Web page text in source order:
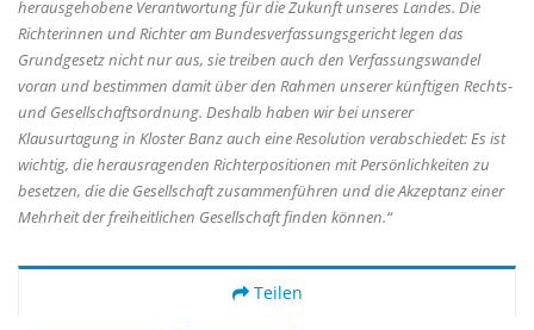
herausgehobene Verantwortung für die Zukunft unseres Landes. Die
Richterinnen und Richter am Bundesverfassungsgericht legen das
Grundgesetz nicht nur aus, sie treiben auch den Verfassungswandel
voran und bestimmen damit über den Rahmen unserer künftigen Rechts-
und Gesellschaftsordnung. Deshalb haben wir bei unserer
Klausurtagung in Kloster Banz auch eine Resolution verabschiedet: Es ist
wichtig, die herausragenden Richterpositionen mit Persönlichkeiten zu
besetzen, die die Gesellschaft zusammenführen und die Akzeptanz einer
Mehrheit der freiheitlichen Gesellschaft finden können.“
Teilen